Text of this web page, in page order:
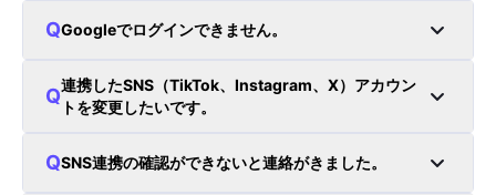
Googleでログインできません。
連携したSNS（TikTok、Instagram、X）アカウン
トを変更したいです。
SNS連携の確認ができないと連絡がきました。